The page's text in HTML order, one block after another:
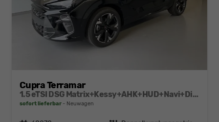
Cupra Terramar
1.5 eTSI DSG Matrix+Kessy+AHK+HUD+Navi+Dinamica+360°+eHeck+GV5
sofort lieferbar Neuwagen